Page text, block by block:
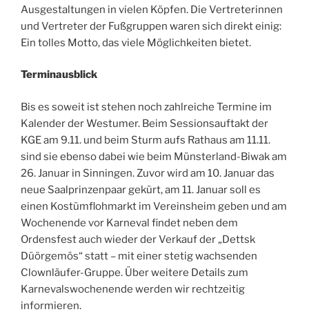
Ausgestaltungen in vielen Köpfen. Die Vertreterinnen
und Vertreter der Fußgruppen waren sich direkt einig:
Ein tolles Motto, das viele Möglichkeiten bietet.
Terminausblick
Bis es soweit ist stehen noch zahlreiche Termine im
Kalender der Westumer. Beim Sessionsauftakt der
KGE am 9.11. und beim Sturm aufs Rathaus am 11.11.
sind sie ebenso dabei wie beim Münsterland-Biwak am
26. Januar in Sinningen. Zuvor wird am 10. Januar das
neue Saalprinzenpaar gekürt, am 11. Januar soll es
einen Kostümflohmarkt im Vereinsheim geben und am
Wochenende vor Karneval findet neben dem
Ordensfest auch wieder der Verkauf der „Dettsk
Düörgemös“ statt – mit einer stetig wachsenden
Clownläufer-Gruppe. Über weitere Details zum
Karnevalswochenende werden wir rechtzeitig
informieren.